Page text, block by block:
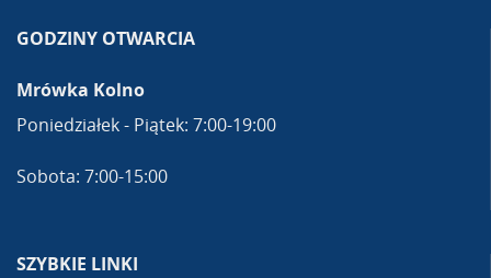
GODZINY OTWARCIA
Mrówka Kolno
Poniedziałek - Piątek: 7:00-19:00
Sobota: 7:00-15:00
SZYBKIE LINKI